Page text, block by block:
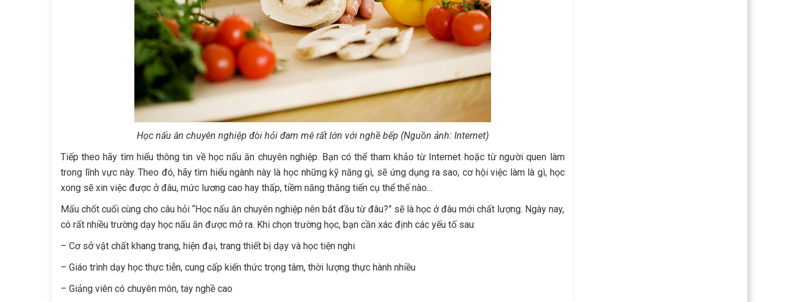
Học nấu ăn chuyên nghiệp đòi hỏi đam mê rất lớn với nghề bếp (Nguồn ảnh: Internet)
Tiếp theo hãy tìm hiểu thông tin về học nấu ăn chuyên nghiệp. Bạn có thể tham khảo từ Internet hoặc từ người quen làm
trong lĩnh vực này. Theo đó, hãy tìm hiểu ngành này là học những kỹ năng gì, sẽ ứng dụng ra sao, cơ hội việc làm là gì, học
xong sẽ xin việc được ở đâu, mức lương cao hay thấp, tiềm năng thăng tiến cụ thể thế nào…
Mấu chốt cuối cùng cho câu hỏi “Học nấu ăn chuyên nghiệp nên bắt đầu từ đâu?” sẽ là học ở đâu mới chất lượng. Ngày nay,
có rất nhiều trường dạy học nấu ăn được mở ra. Khi chọn trường học, bạn cần xác định các yếu tố sau:
– Cơ sở vật chất khang trang, hiện đại, trang thiết bị dạy và học tiện nghi
– Giáo trình dạy học thực tiễn, cung cấp kiến thức trọng tâm, thời lượng thực hành nhiều
– Giảng viên có chuyên môn, tay nghề cao